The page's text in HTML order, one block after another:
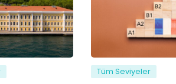
Tüm Seviyeler